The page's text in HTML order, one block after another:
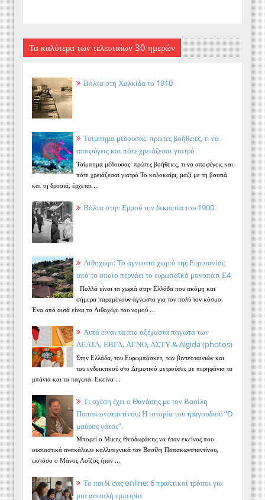
Τα καλύτερα των τελευταίων 30 ημερών
Βόλτα στη Χαλκίδα το 1910
Τσίμπημα μέδουσας: πρώτες βοήθειες, τι να
αποφύγεις και πότε χρειάζεσαι γιατρό
Τσίμπημα μέδουσας: πρώτες βοήθειες, τι να αποφύγεις και
πότε χρειάζεσαι γιατρό Το καλοκαίρι, μαζί με τη βουτιά
και τη δροσιά, έρχεται ...
Βόλτα στην Ερμού την δεκαετία του 1900
Λιθοχώρι: Το άγνωστο χωριό της Ευρυτανίας
από το οποίο περνάει το ευρωπαϊκό μονοπάτι Ε4
Πολλά είναι τα χωριά στην Ελλάδα που ακόμη και
σήμερα παραμένουν άγνωστα για τον πολύ τον κόσμο.
Ένα από αυτά είναι το Λιθοχώρι του νομού ...
Αυτά είναι τα πιο αξέχαστα παγωτά των
ΔΕΛΤΑ, ΕΒΓΑ, ΑΓΝΟ, ΑΣΤΥ & Algida (photos)
Στην Ελλάδα, του Ευρωμπάσκετ, των βιντεοταινιών και
του ενδεικτικού στο Δημοτικό μετρούσες με περηφάνια τα
μπάνια και τα παγωτά. Εκείνα ...
Τι σχέση έχει ο Θανάσης με τον Βασίλη
Παπακωνσταντίνου; Η ιστορία του τραγουδιού “Ο
μαύρος γάτος”.
Μπορεί ο Μίκης Θεοδωράκης να ήταν εκείνος που
ουσιαστικά ανακάλυψε καλλιτεχνικά τον Βασίλη Παπακωνσταντίνου,
ωστόσο ο Μάνος Λοΐζος ήταν ...
Το παιδί σας online: 6 πρακτικοί τρόποι για
μια ασφαλή εμπειρία